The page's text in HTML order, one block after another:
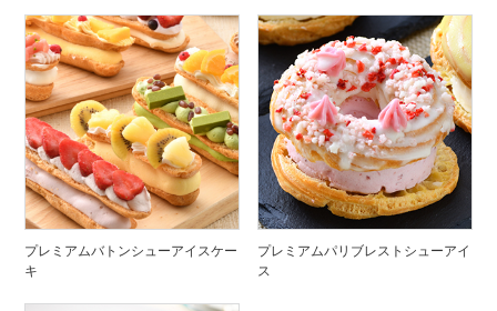
プレミアムバトンシューアイスケー
キ
プレミアムパリブレストシューアイ
ス